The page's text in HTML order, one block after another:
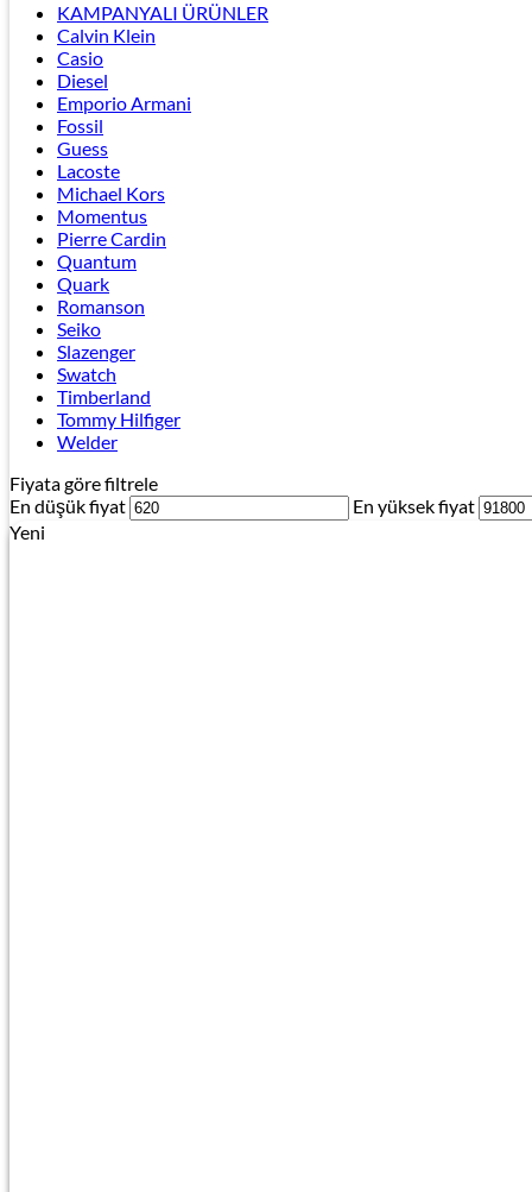
KAMPANYALI ÜRÜNLER
Calvin Klein
Casio
Diesel
Emporio Armani
Fossil
Guess
Lacoste
Michael Kors
Momentus
Pierre Cardin
Quantum
Quark
Romanson
Seiko
Slazenger
Swatch
Timberland
Tommy Hilfiger
Welder
Fiyata göre filtrele
En düşük fiyat
En yüksek fiyat
Yeni